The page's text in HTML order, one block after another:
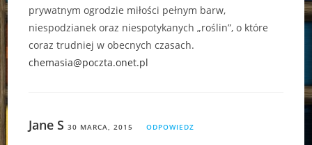
prywatnym ogrodzie miłości pełnym barw,
niespodzianek oraz niespotykanych „roślin”, o które
coraz trudniej w obecnych czasach.
chemasia@poczta.onet.pl
Jane S 30 MARCA, 2015 ODPOWIEDZ